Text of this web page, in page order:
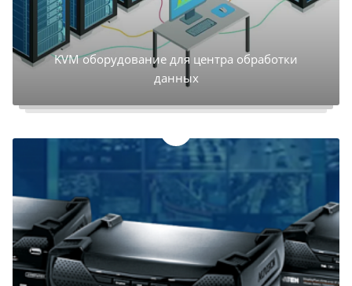
KVM оборудование для центра обработки
данных